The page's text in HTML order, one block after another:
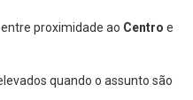
proximidade ao Centro e
quando o assunto são